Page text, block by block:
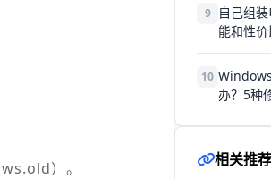
）。
9
自己组
能和性价
10
办？5种
相关推荐